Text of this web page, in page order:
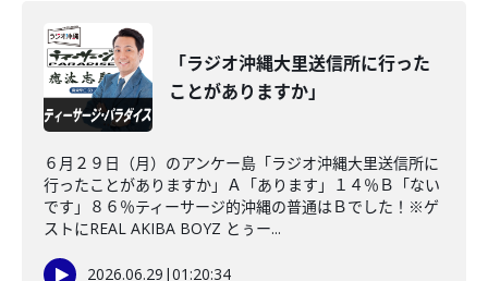
「ラジオ沖縄大里送信所に行った
ことがありますか」
６月２９日（月）のアンケー島「ラジオ沖縄大里送信所に
行ったことがありますか」Ａ「あります」１４％Ｂ「ない
です」８６％ティーサージ的沖縄の普通はＢでした！※ゲ
ストにREAL AKIBA BOYZ とぅー...
2026.06.29 |01:20:34